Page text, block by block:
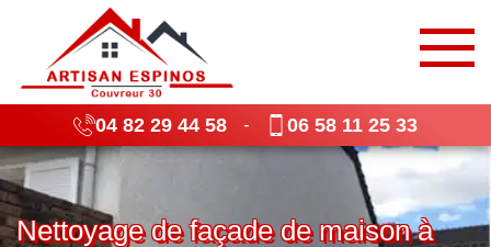
04 82 29 44 58 - 06 58 11 25 33
Nettoyage de façade de maison à